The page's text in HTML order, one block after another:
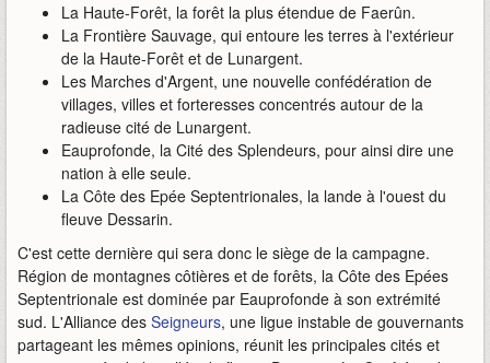
La Haute-Forêt, la forêt la plus étendue de Faerûn.
La Frontière Sauvage, qui entoure les terres à l'extérieur
de la Haute-Forêt et de Lunargent.
Les Marches d'Argent, une nouvelle confédération de
villages, villes et forteresses concentrés autour de la
radieuse cité de Lunargent.
Eauprofonde, la Cité des Splendeurs, pour ainsi dire une
nation à elle seule.
La Côte des Epée Septentrionales, la lande à l'ouest du
fleuve Dessarin.
C'est cette dernière qui sera donc le siège de la campagne.
Région de montagnes côtières et de forêts, la Côte des Epées
Septentrionale est dominée par Eauprofonde à son extrémité
sud. L'Alliance des Seigneurs, une ligue instable de gouvernants
partageant les mêmes opinions, réunit les principales cités et